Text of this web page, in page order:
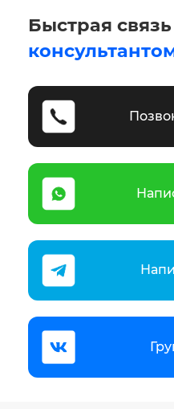
Быстрая связь